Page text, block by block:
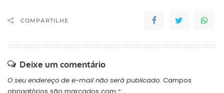
COMPARTILHE
Deixe um comentário
O seu endereço de e-mail não será publicado. Campos
obrigatórios são marcados com *